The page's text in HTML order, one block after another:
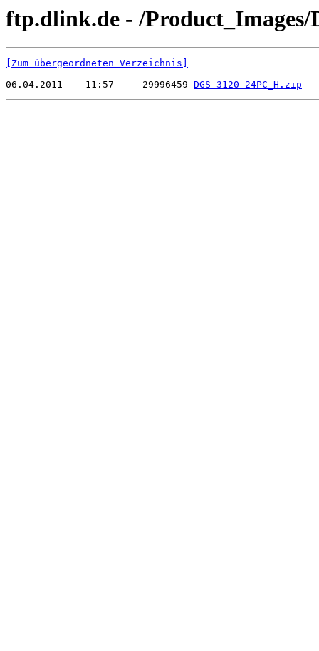
ftp.dlink.de - /Product_Images/
[Zum übergeordneten Verzeichnis]
06.04.2011    11:57     29996459 DGS-3120-24PC_H.zip